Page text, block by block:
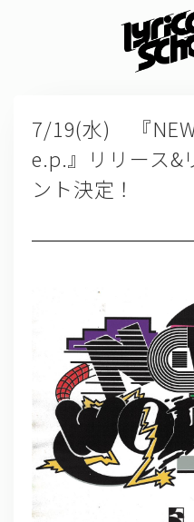
7/19(水) 『
e.p.』リリース&
ント決定！